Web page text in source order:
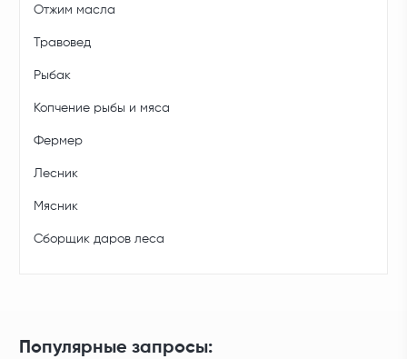
Отжим масла
Травовед
Рыбак
Копчение рыбы и мяса
Фермер
Лесник
Мясник
Сборщик даров леса
Популярные запросы: